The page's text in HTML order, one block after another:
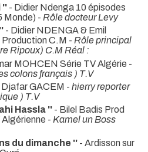
'' - Didier Ndenga 10 épisodes
Monde) - Rôle docteur Levy
- Didier NDENGA & Emil
C.M - Rôle principal
Ripoux) C.M Réal :
MOHCEN Série TV Algérie -
colons français ) T.V
Djafar GACEM - hierry reporter
) T.V
Hassla '' - Bilel Badis Prod
- Kamel un Boss
du dimanche '' - Ardisson sur